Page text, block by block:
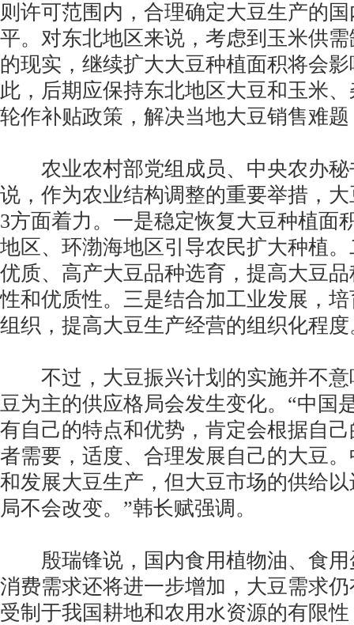
则许可范围内，合理确定大豆生产的
平。对东北地区来说，考虑到玉米供
的现实，继续扩大大豆种植面积将会
此，后期应保持东北地区大豆和玉米
轮作补贴政策，解决当地大豆销售难
农业农村部党组成员、中央农办秘
说，作为农业结构调整的重要举措，
3方面着力。一是稳定恢复大豆种植面
地区、环渤海地区引导农民扩大种植
优质、高产大豆品种选育，提高大豆
性和优质性。三是结合加工业发展，
组织，提高大豆生产经营的组织化程度
不过，大豆振兴计划的实施并不意
豆为主的供应格局会发生变化。“中国
有自己的特点和优势，肯定会根据自
者需要，适度、合理发展自己的大豆
和发展大豆生产，但大豆市场的供给
局不会改变。”韩长赋强调。
殷瑞锋说，国内食用植物油、食用
消费需求还将进一步增加，大豆需求
受制于我国耕地和农用水资源的有限